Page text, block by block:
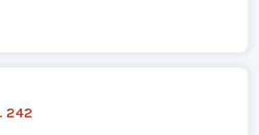
242